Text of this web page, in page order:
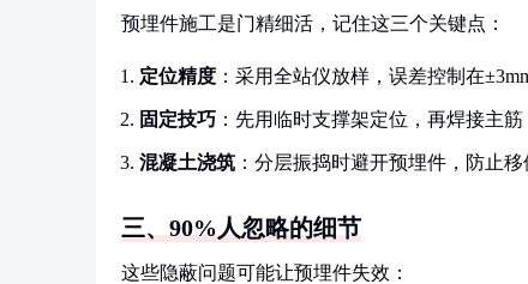
预埋件施工是门精细活，记住这三个关键点：
定位精度 ：采用全站仪放样，误差控制在
固定技巧 ：先用临时支撑架定位，再焊接主筋
混凝土浇筑 ：分层振捣时避开预埋件，防止移
三、90%人忽略的细节
这些隐蔽问题可能让预埋件失效：